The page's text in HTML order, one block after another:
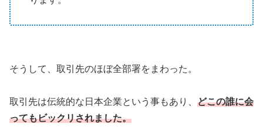
そうして、取引先のほぼ全部署をまわった。
取引先は伝統的な日本企業という事もあり、 どこの誰に会
ってもビックリされました。